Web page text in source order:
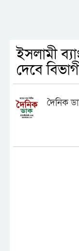
ইসলামী
দেবে
দৈনিক